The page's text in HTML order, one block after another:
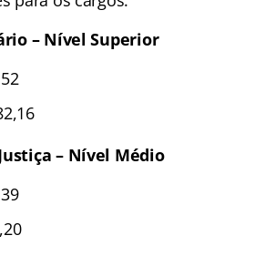
– Nível Superior
– Nível Médio